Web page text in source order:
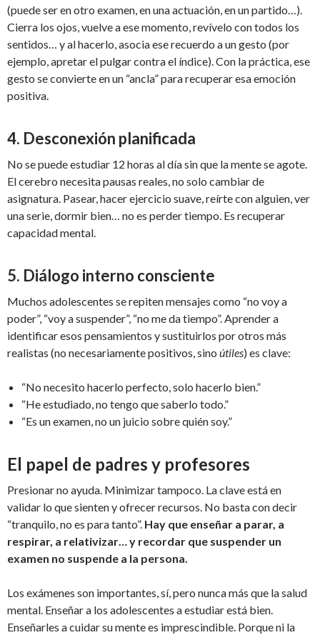
(puede ser en otro examen, en una actuación, en un partido…).
Cierra los ojos, vuelve a ese momento, revívelo con todos los
sentidos… y al hacerlo, asocia ese recuerdo a un gesto (por
ejemplo, apretar el pulgar contra el índice). Con la práctica, ese
gesto se convierte en un “ancla” para recuperar esa emoción
positiva.
4. Desconexión planificada
No se puede estudiar 12 horas al día sin que la mente se agote.
El cerebro necesita pausas reales, no solo cambiar de
asignatura. Pasear, hacer ejercicio suave, reírte con alguien, ver
una serie, dormir bien… no es perder tiempo. Es recuperar
capacidad mental.
5. Diálogo interno consciente
Muchos adolescentes se repiten mensajes como “no voy a
poder”, “voy a suspender”, “no me da tiempo”. Aprender a
identificar esos pensamientos y sustituirlos por otros más
realistas (no necesariamente positivos, sino útiles) es clave:
“No necesito hacerlo perfecto, solo hacerlo bien.”
“He estudiado, no tengo que saberlo todo.”
“Es un examen, no un juicio sobre quién soy.”
El papel de padres y profesores
Presionar no ayuda. Minimizar tampoco. La clave está en
validar lo que sienten y ofrecer recursos. No basta con decir
“tranquilo, no es para tanto”. Hay que enseñar a parar, a
respirar, a relativizar… y recordar que suspender un
examen no suspende a la persona.
Los exámenes son importantes, sí, pero nunca más que la salud
mental. Enseñar a los adolescentes a estudiar está bien.
Enseñarles a cuidar su mente es imprescindible. Porque ni la